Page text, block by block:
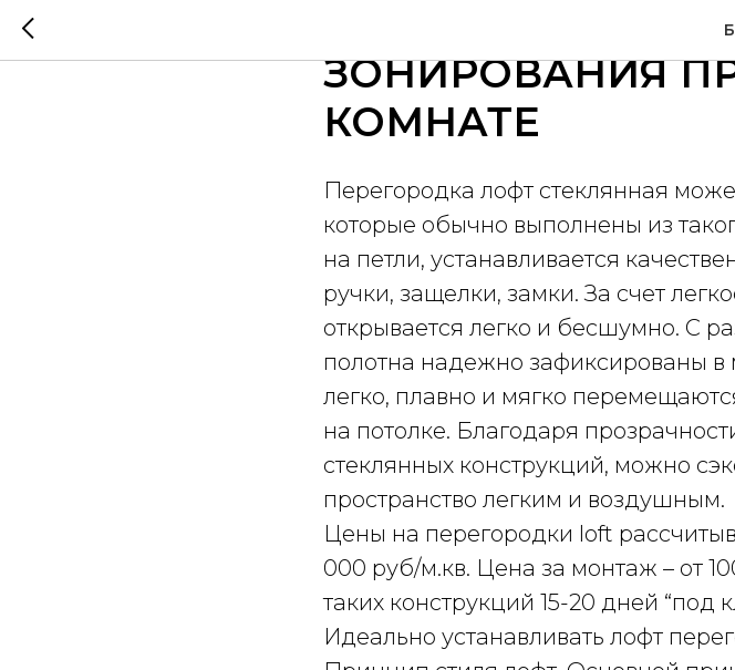
ПЕРЕГОРОДКИ
ЗОНИРОВАНИЯ
КОМНАТЕ
Перегородка лофт стеклянная
которые обычно выполнены из
на петли, устанавливается
ручки, защелки, замки. За счет
открывается легко и бесшумно. С
полотна надежно зафиксированы в
легко, плавно и мягко
на потолке. Благодаря
стеклянных конструкций, можно
пространство легким и воздушным.
Цены на перегородки loft
000 руб/м.кв. Цена за монтаж – от
таких конструкций 15-20 дней
Идеально устанавливать лофт